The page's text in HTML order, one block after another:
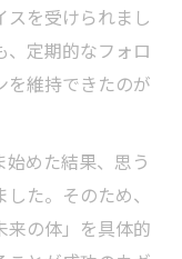
スを受けられまし
、定期的なフォロ
を維持できたのが
めた結果、思う
た。そのため、
来の体」を具体的